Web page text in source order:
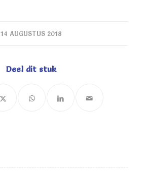
14 AUGUSTUS 2018
Deel dit stuk